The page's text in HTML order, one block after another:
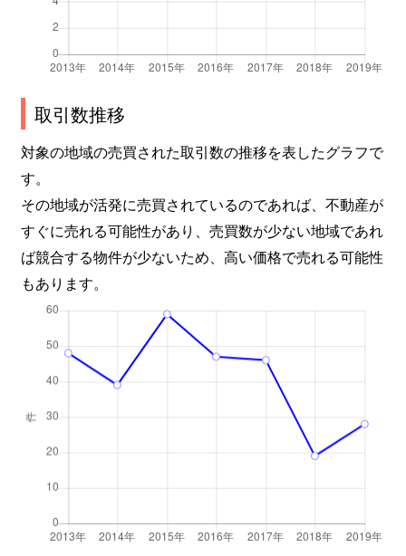
取引数推移
対象の地域の売買された取引数の推移を表したグラフで
す。
その地域が活発に売買されているのであれば、不動産が
すぐに売れる可能性があり、売買数が少ない地域であれ
ば競合する物件が少ないため、高い価格で売れる可能性
もあります。